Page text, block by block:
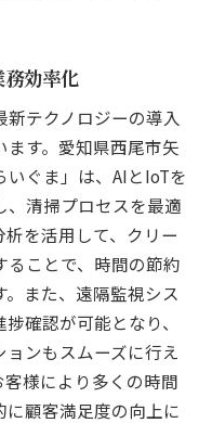
時短テクニック
ンス方法
るクリーニング法
くりのために
を支える清掃サー
サービス設計
ーニング技術の導
による利便性向上
る柔軟なサービス
効率化
テクノロジーの導入
す。愛知県西尾市矢
ぐま」は、AIとIoTを
、清掃プロセスを最適
を活用して、クリー
ことで、時間の節約
また、遠隔監視シス
確認が可能となり、
ンもスムーズに行え
様により多くの時間
顧客満足度の向上に